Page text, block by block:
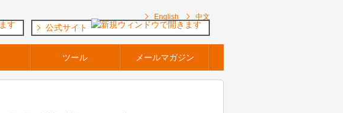
English 中文
ツール メールマガジン
公式サイト